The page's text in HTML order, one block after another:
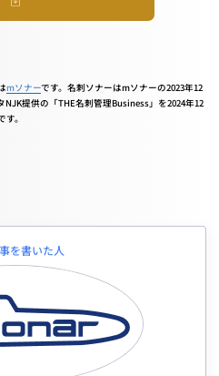
mソナーです。名刺ソナーはmソナーの2023年12
提供の「THE名刺管理Business」を2024年12
。
を書いた人